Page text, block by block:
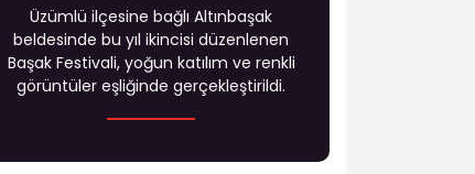
Üzümlü ilçesine bağlı Altınbaşak
beldesinde bu yıl ikincisi düzenlenen
Başak Festivali, yoğun katılım ve renkli
görüntüler eşliğinde gerçekleştirildi.